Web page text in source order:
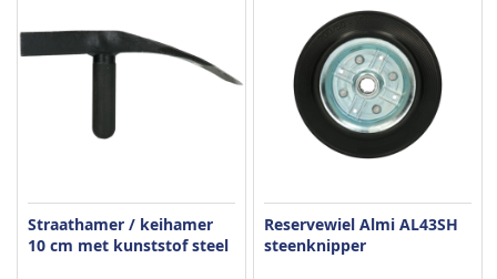
Straathamer / keihamer
10 cm met kunststof steel
Reservewiel Almi AL43SH
steenknipper